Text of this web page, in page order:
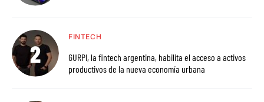
FINTECH
GURPI, la fintech argentina, habilita el acceso a activos
productivos de la nueva economía urbana